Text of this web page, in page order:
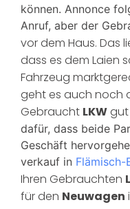
können. Annonce
Anruf, aber der
vor dem Haus. Das
dass es dem Laien
Fahrzeug
geht es auch noch
Gebraucht LKWgut
dafür, dass beide
Geschäft
verkauf in Flämisch-
Ihren Gebrauchten
für den Neuwagen